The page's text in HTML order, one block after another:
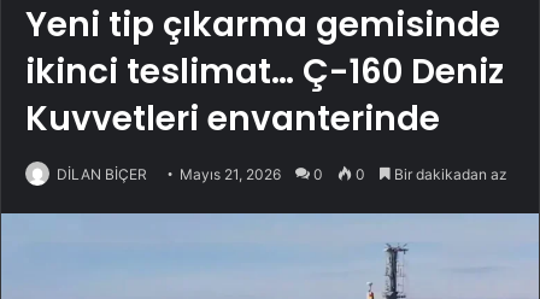
Yeni tip çıkarma gemisinde
ikinci teslimat… Ç-160 Deniz
Kuvvetleri envanterinde
DİLAN BİÇER Mayıs 21, 2026 0 0 Bir dakikadan az